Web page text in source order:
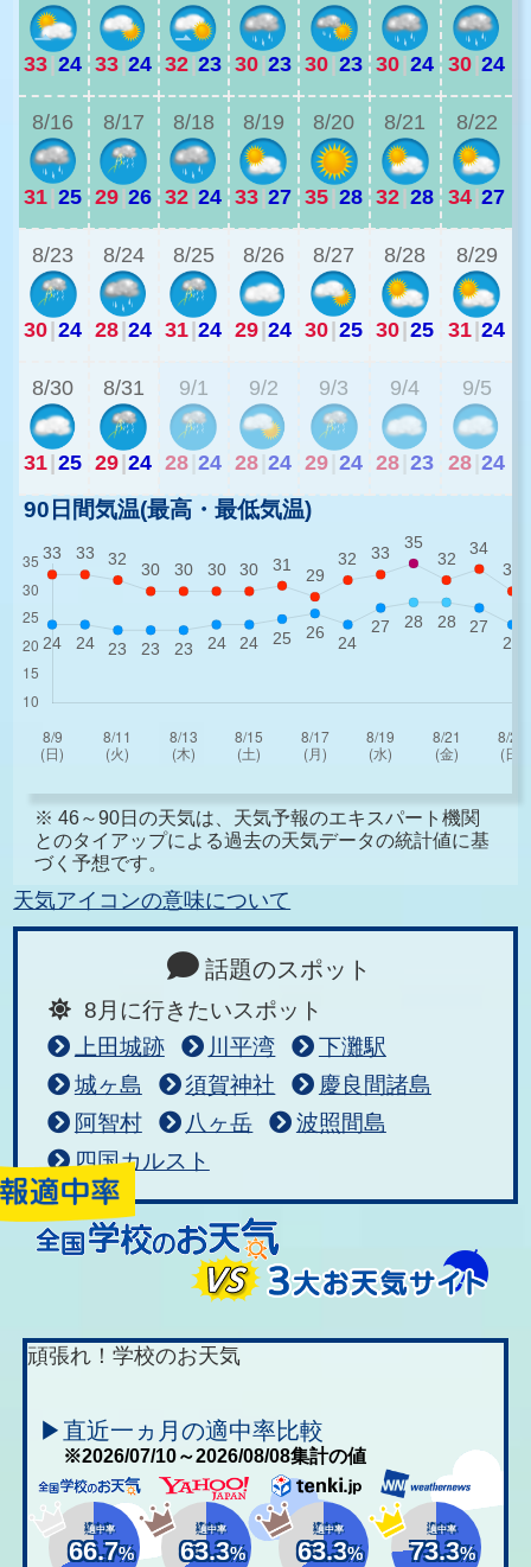
33|24 33|24 32|23 30|23 30|23 30|24 30|24
8/16
31|25
8/17
29|26
8/18
32|24
8/19
33|27
8/20
35|28
8/21
32|28
8/22
34|27
8/23
30|24
8/24
28|24
8/25
31|24
8/26
29|24
8/27
30|25
8/28
30|25
8/29
31|24
8/30
31|25
8/31
29|24
9/1
28 24
9/2
28 24
9/3
29 24
9/4
28 23
9/5
28 24
90日間気温(最高・最低気温)
※ 46～90日の天気は、天気予報のエキスパート機関
とのタイアップによる過去の天気データの統計値に基
づく予想です。
天気アイコンの意味について
話題のスポット
8月に行きたいスポット
上田城跡
川平湾
下灘駅
城ヶ島
須賀神社
慶良間諸島
阿智村
八ヶ岳
波照間島
四国カルスト
頑張れ！学校のお天気
▶直近一ヵ月の適中率比較
※2026/07/10～2026/08/08集計の値
適中率
66.7%
適中率
63.3%
適中率
63.3%
適中率
73.3%